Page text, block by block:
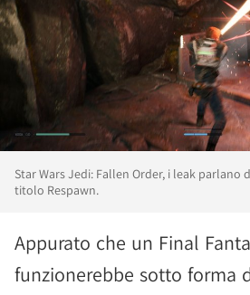
Star Wars Jedi: Fallen Order, i leak parlano
titolo Respawn.
Appurato che un Final
funzionerebbe sotto forma